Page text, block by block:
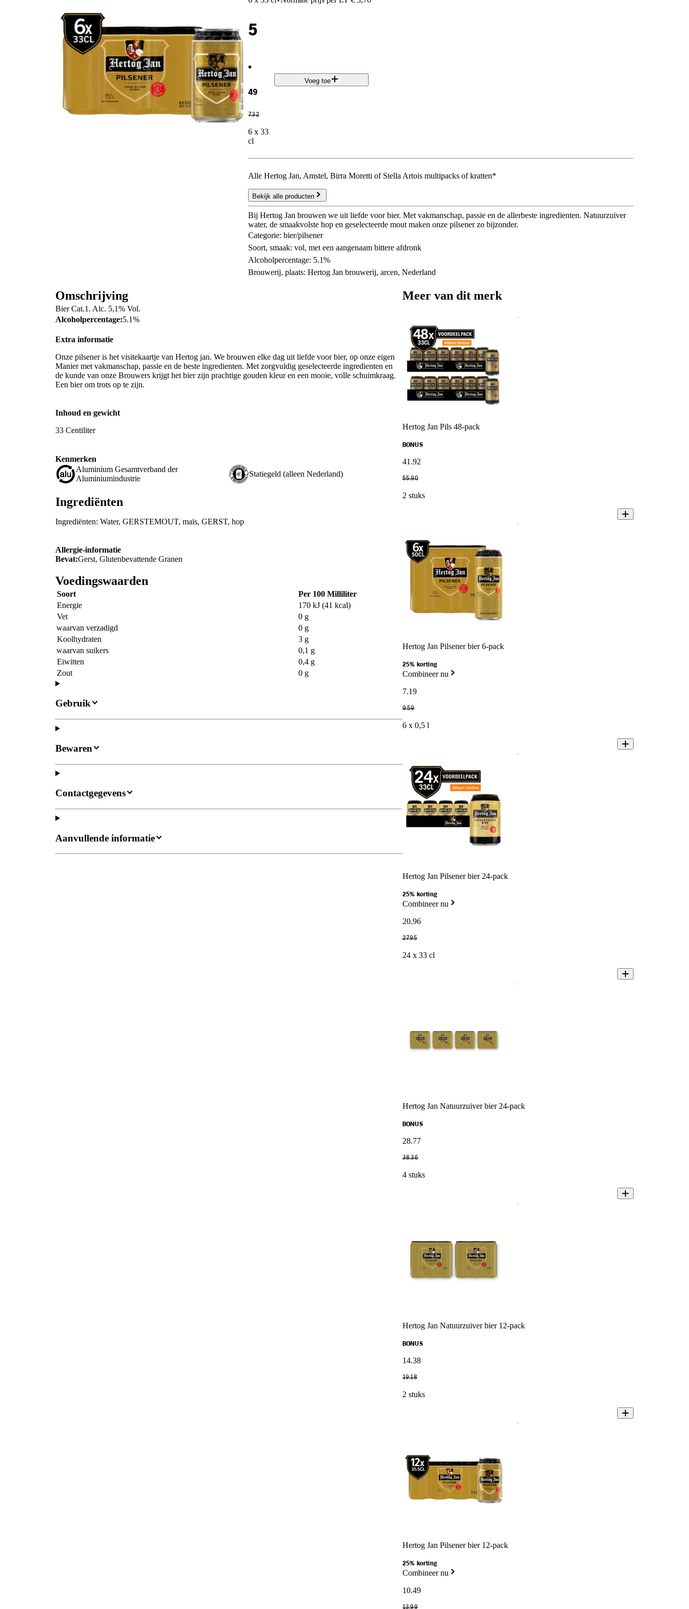
5
.
49
7.32
6 x 33
cl
Voeg toe
Alle Hertog Jan, Amstel, Birra Moretti of Stella Artois multipacks of kratten*
Bekijk alle producten
Bij Hertog Jan brouwen we uit liefde voor bier. Met vakmanschap, passie en de allerbeste ingredienten. Natuurzuiver
water, de smaakvolste hop en geselecteerde mout maken onze pilsener zo bijzonder.
Categorie: bier/pilsener
Soort, smaak: vol, met een aangenaam bittere afdronk
Alcoholpercentage: 5.1%
Brouwerij, plaats: Hertog Jan brouwerij, arcen, Nederland
Omschrijving
Bier Cat.1. Alc. 5,1% Vol.
Alcoholpercentage:5.1%
Extra informatie
Onze pilsener is het visitekaartje van Hertog jan. We brouwen elke dag uit liefde voor bier, op onze eigen
Manier met vakmanschap, passie en de beste ingredienten. Met zorgvuldig geselecteerde ingredienten en
de kunde van onze Brouwers krijgt het bier zijn prachtige gouden kleur en een mooie, volle schuimkraag.
Een bier om trots op te zijn.
Inhoud en gewicht
33 Centiliter
Kenmerken
Aluminium Gesamtverband der
Aluminiumindustrie
Statiegeld (alleen Nederland)
Ingrediënten
Ingrediënten: Water, GERSTEMOUT, maïs, GERST, hop
Allergie-informatie
Bevat:Gerst, Glutenbevattende Granen
Voedingswaarden
Soort
Per 100 Milliliter
Energie
170 kJ (41 kcal)
Vet
0 g
waarvan verzadigd
0 g
Koolhydraten
3 g
waarvan suikers
0,1 g
Eiwitten
0,4 g
Zout
0 g
Gebruik
Bewaren
Contactgegevens
Aanvullende informatie
Meer van dit merk
Hertog Jan Pils 48-pack
BONUS
41 .92
55.90
2 stuks
Hertog Jan Pilsener bier 6-pack
25% korting
Combineer nu
7.19
9.59
6 x 0,5 l
Hertog Jan Pilsener bier 24-pack
25% korting
Combineer nu
20.96
27.95
24 x 33 cl
Hertog Jan Natuurzuiver bier 24-pack
BONUS
28.77
38.36
4 stuks
Hertog Jan Natuurzuiver bier 12-pack
BONUS
14.38
19.18
2 stuks
Hertog Jan Pilsener bier 12-pack
25% korting
Combineer nu
10.49
13.99